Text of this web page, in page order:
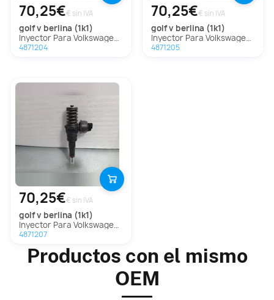
70,25€€ sin IVA
golf v berlina (1k1)
Inyector Para Volkswagen Golf V Berlina
4871204
70,25€€ sin IVA
golf v berlina (1k1)
Inyector Para Volkswagen Golf V Berlina
4871205
70,25€€ sin IVA
golf v berlina (1k1)
Inyector Para Volkswagen Golf V Berlina
4871207
Productos con el mismo
OEM